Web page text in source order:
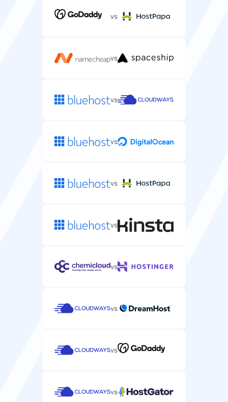
vs
vs
vs
vs
vs
vs
vs
vs
vs
vs